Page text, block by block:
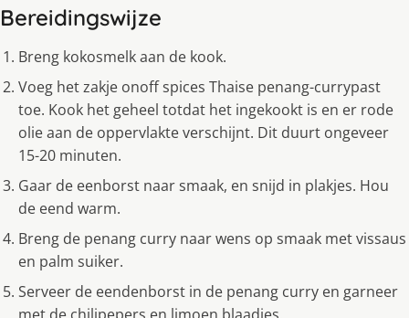
Bereidingswijze
Breng kokosmelk aan de kook.
Voeg het zakje onoff spices Thaise penang-currypast
toe. Kook het geheel totdat het ingekookt is en er rode
olie aan de oppervlakte verschijnt. Dit duurt ongeveer
15-20 minuten.
Gaar de eenborst naar smaak, en snijd in plakjes. Hou
de eend warm.
Breng de penang curry naar wens op smaak met vissaus
en palm suiker.
Serveer de eendenborst in de penang curry en garneer